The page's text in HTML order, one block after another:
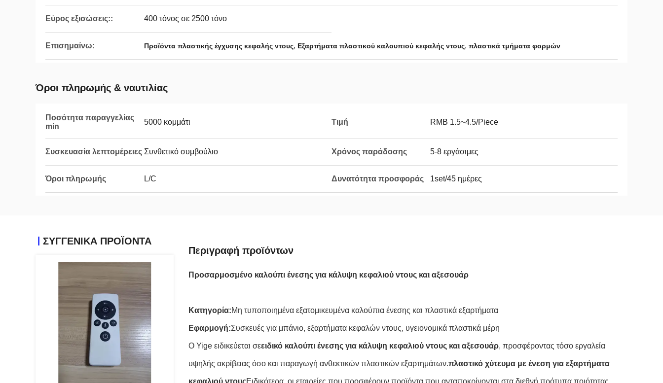
Εύρος εξισώσεις:: 400 τόνος σε 2500 τόνο
Επισημαίνω: Προϊόντα πλαστικής έγχυσης κεφαλής ντους, Εξαρτήματα πλαστικού καλουπιού κεφαλής ντους, πλαστικά τμήματα φορμών
Όροι πληρωμής & ναυτιλίας
Ποσότητα παραγγελίας
min
5000 κομμάτι Τιμή RMB 1.5~4.5/Piece
Συσκευασία λεπτομέρειες Συνθετικό συμβούλιο Χρόνος παράδοσης 5-8 εργάσιμες
Όροι πληρωμής L/C Δυνατότητα προσφοράς 1set/45 ημέρες
ΣΥΓΓΕΝΙΚΆ ΠΡΟΪΌΝΤΑ
Περιγραφή προϊόντων
Προσαρμοσμένο καλούπι ένεσης για κάλυψη κεφαλιού ντους και αξεσουάρ
Κατηγορία:Μη τυποποιημένα εξατομικευμένα καλούπια ένεσης και πλαστικά εξαρτήματα
Εφαρμογή:Συσκευές για μπάνιο, εξαρτήματα κεφαλών ντους, υγειονομικά πλαστικά μέρη
Ο Yige ειδικεύεται σεειδικό καλούπι ένεσης για κάλυψη κεφαλιού ντους και αξεσουάρ, προσφέροντας τόσο εργαλεία
υψηλής ακρίβειας όσο και παραγωγή ανθεκτικών πλαστικών εξαρτημάτων.πλαστικό χύτευμα με ένεση για εξαρτήματα
κεφαλιού ντουςΕιδικότερα, οι εταιρείες που προσφέρουν προϊόντα που ανταποκρίνονται στα διεθνή πρότυπα ποιότητας,